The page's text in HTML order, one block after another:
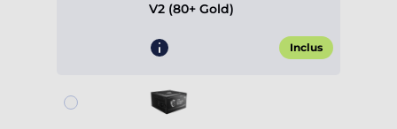
V2 (80+ Gold)
Inclus